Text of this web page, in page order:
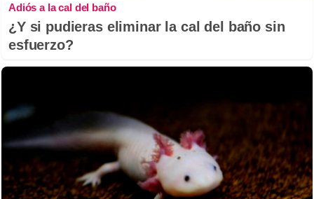
Adiós a la cal del baño
¿Y si pudieras eliminar la cal del baño sin
esfuerzo?